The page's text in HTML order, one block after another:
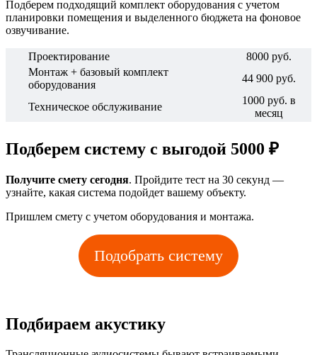
Подберем подходящий комплект оборудования с учетом
планировки помещения и выделенного бюджета на фоновое
озвучивание.
Проектирование
8000 руб.
Монтаж + базовый комплект
оборудования
44 900 руб.
Техническое обслуживание
1000 руб. в
месяц
Подберем систему с выгодой 5000 ₽
Получите смету сегодня. Пройдите тест на 30 секунд —
узнайте, какая система подойдет вашему объекту.
Пришлем смету с учетом оборудования и монтажа.
Подобрать систему
Подбираем акустику